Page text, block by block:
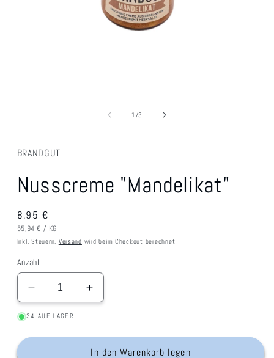
1/von
3
BRANDGUT
Nusscreme "Mandelikat"
Normaler
Preis
8,95 €
GRUNDPREIS
55,94 € / PRO
KG
Inkl. Steuern. Versand wird beim Checkout berechnet
Anzahl
Verringere
die
Menge
Erhöhe
die
Nusscreme
34 AUF LAGER
In den Warenkorb legen